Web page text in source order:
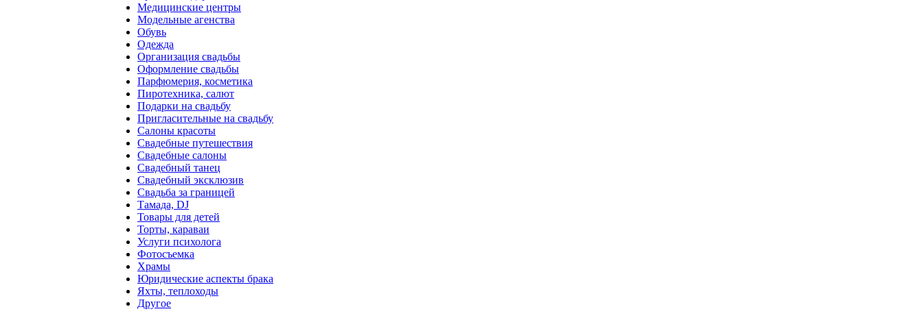
Медицинские центры
Модельные агенства
Обувь
Одежда
Организация свадьбы
Оформление свадьбы
Парфюмерия, косметика
Пиротехника, салют
Подарки на свадьбу
Пригласительные на свадьбу
Салоны красоты
Свадебные путешествия
Свадебные салоны
Свадебный танец
Свадебный эксклюзив
Свадьба за границей
Тамада, DJ
Товары для детей
Торты, караваи
Услуги психолога
Фотосъемка
Храмы
Юридические аспекты брака
Яхты, теплоходы
Другое